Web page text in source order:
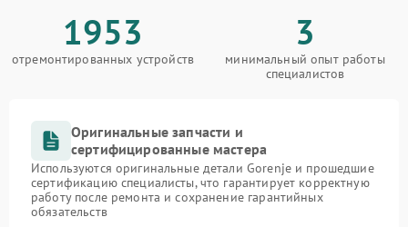
1953
отремонтированных устройств
3
минимальный опыт работы
специалистов
Оригинальные запчасти и
сертифицированные мастера
Используются оригинальные детали Gorenje и прошедшие
сертификацию специалисты, что гарантирует корректную
работу после ремонта и сохранение гарантийных
обязательств